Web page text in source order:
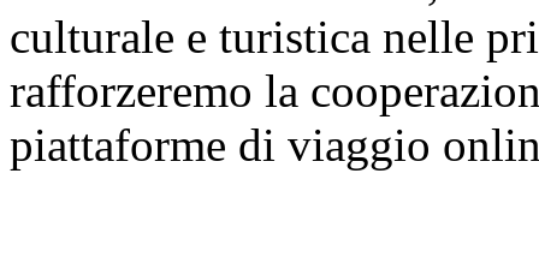
culturale e turistica nelle
rafforzeremo la
piattaforme di viaggio